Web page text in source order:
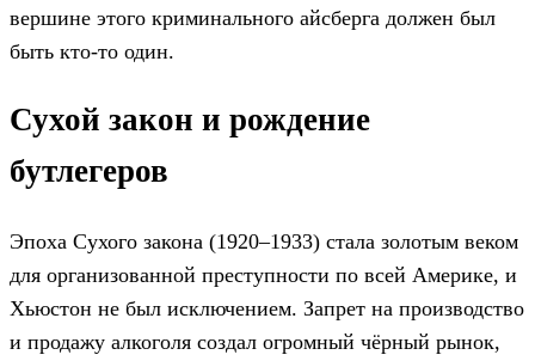
вершине этого криминального айсберга должен был
быть кто-то один.
Сухой закон и рождение
бутлегеров
Эпоха Сухого закона (1920–1933) стала золотым веком
для организованной преступности по всей Америке, и
Хьюстон не был исключением. Запрет на производство
и продажу алкоголя создал огромный чёрный рынок,